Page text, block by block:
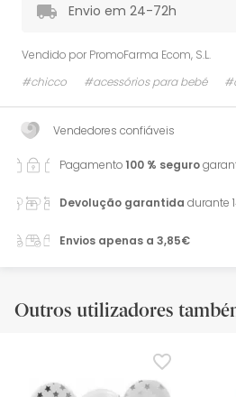
Envio em 24-72h
Vendido por PromoFarma Ecom, S.L.
#chicco
#acessórios para bebé
Vendedores confiáveis
Pagamento100 % seguro
Devolução garantida durante
Envios apenas a 3,85€
Outros utilizadores